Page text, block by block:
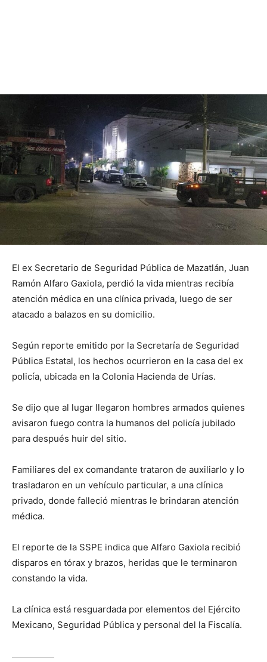
El ex Secretario de Seguridad Pública de Mazatlán, Juan
Ramón Alfaro Gaxiola, perdió la vida mientras recibía
atención médica en una clínica privada, luego de ser
atacado a balazos en su domicilio.
Según reporte emitido por la Secretaría de Seguridad
Pública Estatal, los hechos ocurrieron en la casa del ex
policía, ubicada en la Colonia Hacienda de Urías.
Se dijo que al lugar llegaron hombres armados quienes
avisaron fuego contra la humanos del policía jubilado
para después huir del sitio.
Familiares del ex comandante trataron de auxiliarlo y lo
trasladaron en un vehículo particular, a una clínica
privado, donde falleció mientras le brindaran atención
médica.
El reporte de la SSPE indica que Alfaro Gaxiola recibió
disparos en tórax y brazos, heridas que le terminaron
constando la vida.
La clínica está resguardada por elementos del Ejército
Mexicano, Seguridad Pública y personal del la Fiscalía.